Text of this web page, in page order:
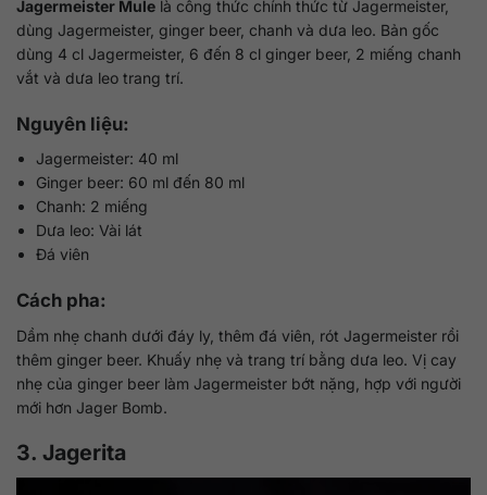
Jagermeister Mule là công thức chính thức từ Jagermeister,
dùng Jagermeister, ginger beer, chanh và dưa leo. Bản gốc
dùng 4 cl Jagermeister, 6 đến 8 cl ginger beer, 2 miếng chanh
vắt và dưa leo trang trí.
Nguyên liệu:
Jagermeister: 40 ml
Ginger beer: 60 ml đến 80 ml
Chanh: 2 miếng
Dưa leo: Vài lát
Đá viên
Cách pha:
Dầm nhẹ chanh dưới đáy ly, thêm đá viên, rót Jagermeister rồi
thêm ginger beer. Khuấy nhẹ và trang trí bằng dưa leo. Vị cay
nhẹ của ginger beer làm Jagermeister bớt nặng, hợp với người
mới hơn Jager Bomb.
3. Jagerita